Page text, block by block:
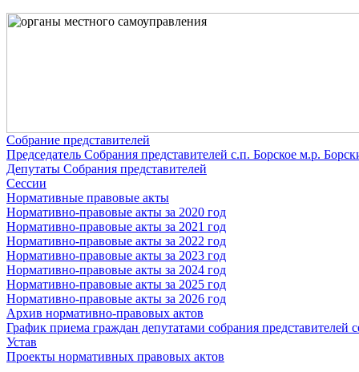
Собрание представителей
Председатель Собрания представителей с.п. Борское м.р.
Депутаты Собрания представителей
Сессии
Нормативные правовые акты
Нормативно-правовые акты за 2020 год
Нормативно-правовые акты за 2021 год
Нормативно-правовые акты за 2022 год
Нормативно-правовые акты за 2023 год
Нормативно-правовые акты за 2024 год
Нормативно-правовые акты за 2025 год
Нормативно-правовые акты за 2026 год
Архив нормативно-правовых актов
График приема граждан депутатами собрания представителей
Устав
Проекты нормативных правовых актов